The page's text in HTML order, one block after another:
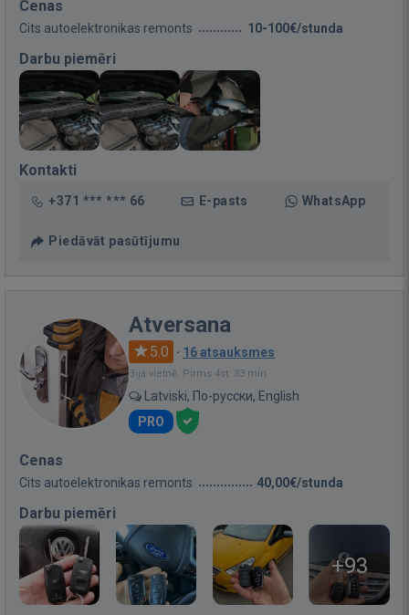
Cenas
Cits autoelektronikas remonts 10-100€/stunda
Darbu piemēri
Kontakti
+371 *** *** 66 E-pasts WhatsApp
Piedāvāt pasūtījumu
Atversana
5.0 · 16 atsauksmes
Bija vietnē: Pirms 4st. 33 min.
Latviski, По-русски, English
PRO
Cenas
Cits autoelektronikas remonts 40,00€/stunda
Darbu piemēri
+93